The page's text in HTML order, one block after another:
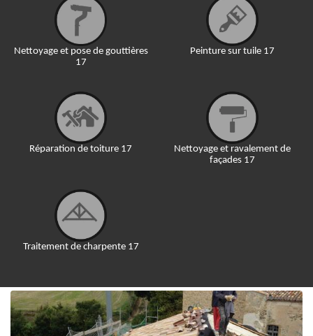
Nettoyage et pose de gouttières
17
Réparation de toiture 17
Traitement de charpente 17
Peinture sur tuile 17
Nettoyage et ravalement de
façades 17